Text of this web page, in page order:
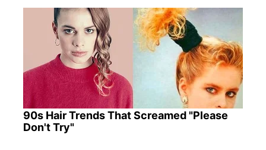
90s Hair Trends That Screamed "Please
Don't Try"